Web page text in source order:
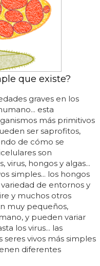
que existe?
graves en los
esta
más primitivos
ser saprofitos,
de cómo se
son
hongos y algas...
simples... los hongos
de entornos y
y muchos otros
muy pequeños,
y pueden variar
los virus... las
vivos más simples
diferentes